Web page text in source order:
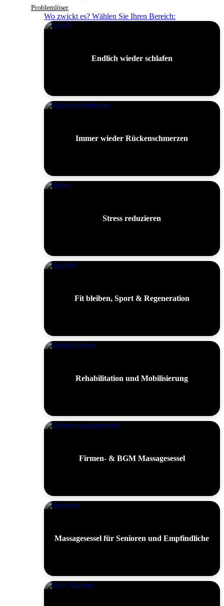
Problemlöser
Wo zwickt es? Wählen Sie Ihren Bereich:
Endlich wieder schlafen
Immer wieder Rückenschmerzen
Stress reduzieren
Fit bleiben, Sport & Regeneration
Rehabilitation und Mobilisierung
Firmen- & BGM Massagesessel
Massagesessel für Senioren und Empfindliche